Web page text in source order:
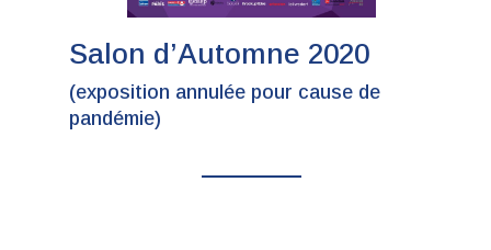
Salon d’Automne 2020
(exposition annulée pour cause de
pandémie)